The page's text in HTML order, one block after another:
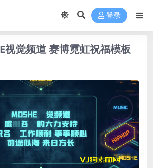
登录
视觉频道 赛博霓虹祝福模板